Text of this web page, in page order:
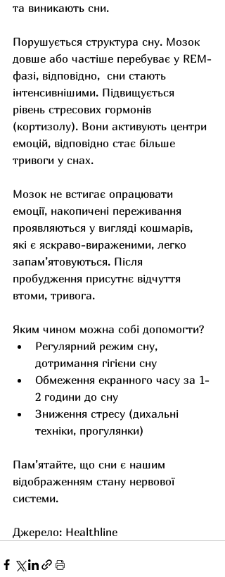
та виникають сни.
Порушується структура сну. Мозок
довше або частіше перебуває у REM-
фазі, відповідно,  сни стають
інтенсивнішими. Підвищується
рівень стресових гормонів
(кортизолу). Вони активують центри
емоцій, відповідно стає більше
тривоги у снах.
Мозок не встигає опрацювати
емоції, накопичені переживання
проявляються у вигляді кошмарів,
які є яскраво-вираженими, легко
запам’ятовуються. Після
пробудження присутнє відчуття
втоми, тривога.
Яким чином можна собі допомогти?
Регулярний режим сну,
дотримання гігієни сну
Обмеження екранного часу за 1-
2 години до сну
Зниження стресу (дихальні
техніки, прогулянки)
Пам’ятайте, що сни є нашим
відображенням стану нервової
системи.
Джерело: Healthline